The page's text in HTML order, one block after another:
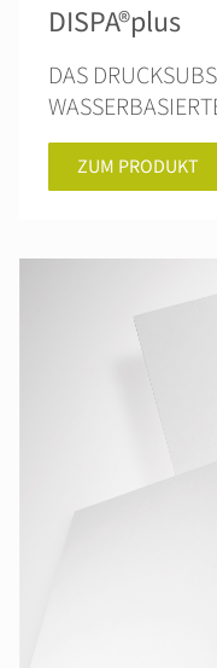
DISPA®plus
DAS
ZUM PRODUKT